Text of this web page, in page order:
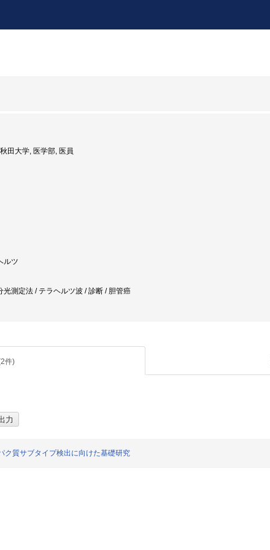
田大学, 医学部, 医員
ルツ
光測定法 / テラヘルツ波 / 診断 / 胆管癌
2件)
ク質サブタイプ検出に向けた基礎研究